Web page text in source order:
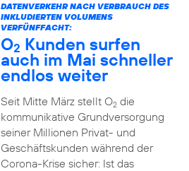
DATENVERKEHR NACH VERBRAUCH DES
INKLUDIERTEN VOLUMENS
VERFÜNFFACHT:
O2 Kunden surfen
auch im Mai schneller
endlos weiter
Seit Mitte März stellt O2die
kommunikative Grundversorgung
seiner Millionen Privat- und
Geschäftskunden während der
Corona-Krise sicher: Ist das